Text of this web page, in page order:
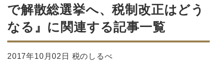
で解散総選挙へ、税制改正はどう
なる』に関連する記事一覧
2017年10月02日 税のしるべ